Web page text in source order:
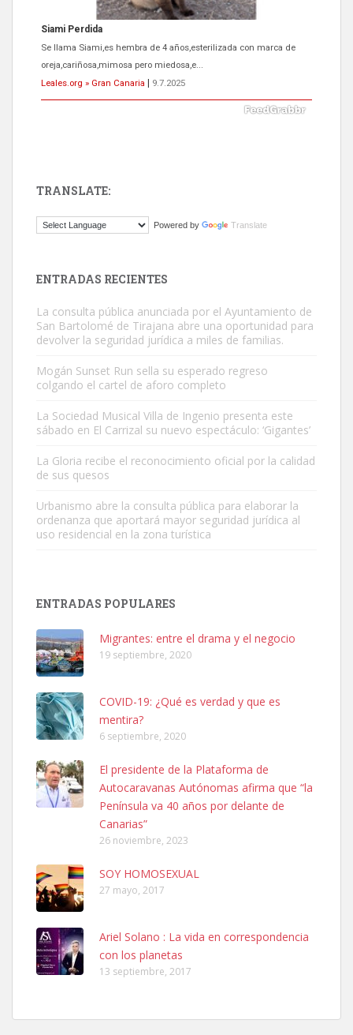
ADOPCIÓN URGENTE GATA TEROR GRAN CANARIA
El ayuntamiento se va a llevar a Los Gatos callejeros de la zona los
próximos días, ella incluida...
Leales.org » Gran Canaria
9.7.2025
Este gato macho ha aparecido en la calle hace menos de un mes,
Adopción urgente
Busco adopción responsable para mi perra. Pastor alemán,
hembra, 4 años. Por motivos personales ...
Leales.org » Gran Canaria
Ninfa perdida
El día 5 se los perdió una ninfa papillera, asustada tiene miedo a la
calle, se perdió por la zon...
Leales.org » Gran Canaria
6.7.2025
Adopcion
Busco casa de acogida para mi perrita ya que por temas de trabajo
no la puedo tener. Solo gente r...
TRANSLATE:
Powered by Translate
ENTRADAS RECIENTES
La consulta pública anunciada por el Ayuntamiento de
San Bartolomé de Tirajana abre una oportunidad para
devolver la seguridad jurídica a miles de familias.
Mogán Sunset Run sella su esperado regreso
colgando el cartel de aforo completo
La Sociedad Musical Villa de Ingenio presenta este
sábado en El Carrizal su nuevo espectáculo: ‘Gigantes’
La Gloria recibe el reconocimiento oficial por la calidad
de sus quesos
Urbanismo abre la consulta pública para elaborar la
ordenanza que aportará mayor seguridad jurídica al
uso residencial en la zona turística
ENTRADAS POPULARES
Migrantes: entre el drama y el negocio
19 septiembre, 2020
COVID-19: ¿Qué es verdad y que es
mentira?
6 septiembre, 2020
El presidente de la Plataforma de
Autocaravanas Autónomas afirma que “la
Península va 40 años por delante de
Canarias”
26 noviembre, 2023
SOY HOMOSEXUAL
27 mayo, 2017
Ariel Solano : La vida en correspondencia
con los planetas
13 septiembre, 2017